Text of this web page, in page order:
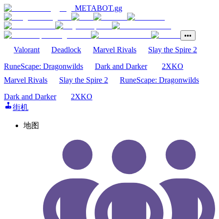
METABOT.gg
•••
Valorant Deadlock Marvel Rivals
Slay the Spire 2
RuneScape: Dragonwilds
Dark and Darker
2XKO
Marvel Rivals
Slay the Spire 2
RuneScape: Dragonwilds
Dark and Darker
2XKO
街机
地图